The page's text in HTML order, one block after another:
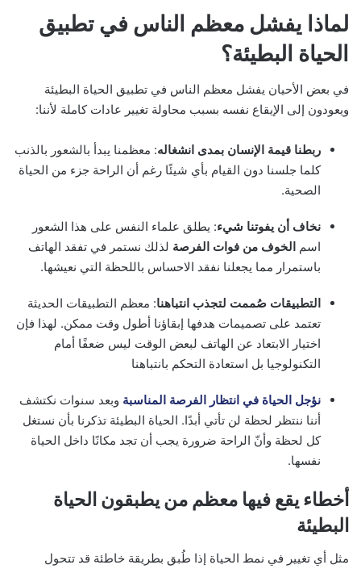
لماذا يفشل معظم الناس في تطبيق
الحياة البطيئة؟
في بعض الأحيان يفشل معظم الناس في تطبيق الحياة البطيئة
ويعودون إلى الإيقاع نفسه بسبب محاولة تغيير عادات كاملة لأننا:
ربطنا قيمة الإنسان بمدى انشغاله: معظمنا يبدأ بالشعور بالذنب
كلما جلسنا دون القيام بأي شيئًا رغم أن الراحة جزء من الحياة
الصحية.
نخاف أن يفوتنا شيء: يطلق علماء النفس على هذا الشعور
اسم الخوف من فوات الفرصة لذلك نستمر في تفقد الهاتف
باستمرار مما يجعلنا نفقد الاحساس باللحظة التي نعيشها.
التطبيقات صُممت لتجذب انتباهنا: معظم التطبيقات الحديثة
تعتمد على تصميمات هدفها إبقاؤنا أطول وقت ممكن. لهذا فإن
اختيار الابتعاد عن الهاتف لبعض الوقت ليس ضعفًا أمام
التكنولوجيا بل استعادة التحكم بانتباهنا
نؤجل الحياة في انتظار الفرصة المناسبة وبعد سنوات نكتشف
أننا ننتظر لحظة لن تأتي أبدًا. الحياة البطيئة تذكرنا بأن نستغل
كل لحظة وأنّ الراحة ضرورة يجب أن تجد مكانًا داخل الحياة
نفسها.
أخطاء يقع فيها معظم من يطبقون الحياة
البطيئة
مثل أي تغيير في نمط الحياة إذا طُبق بطريقة خاطئة قد تتحول